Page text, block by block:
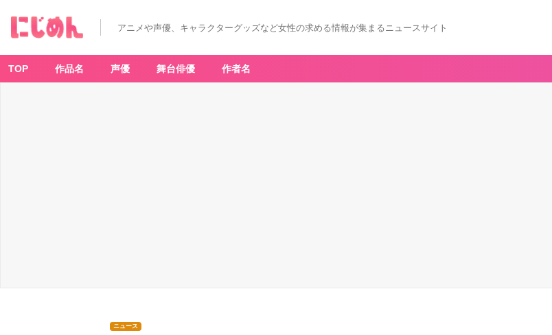
アニメや声優、キャラクターグッズなど女性の求める情報が集まるニュースサイト
TOP 作品名 声優 舞台俳優 作者名
ニュース